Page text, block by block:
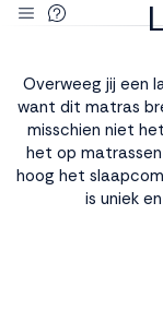
M line plaatst
Overweeg jij een
want dit matras
misschien niet
het op
hoog het
is uniek